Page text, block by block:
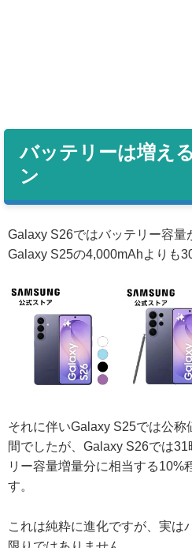
バッテリーは増え
ン
Galaxy S26ではバッテリー容量
Galaxy S25の4,000mAhよりも
それに伴いGalaxy S25では公
間でしたが、Galaxy S26では
リー容量増量分に相当する10%
す。
これは純粋に進化ですが、実は